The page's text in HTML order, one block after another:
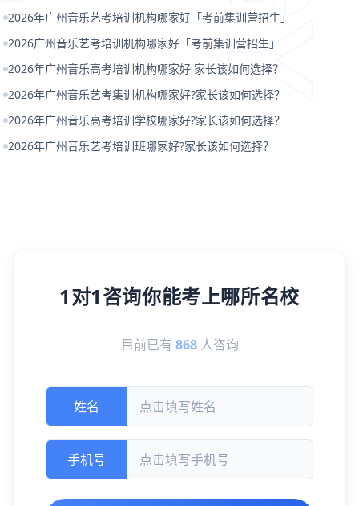
2026年广州音乐艺考培训机构哪家好「考前集训营招生」
2026广州音乐艺考培训机构哪家好「考前集训营招生」
2026年广州音乐高考培训机构哪家好 家长该如何选择？
2026年广州音乐艺考集训机构哪家好?家长该如何选择？
2026年广州音乐高考培训学校哪家好?家长该如何选择？
2026年广州音乐艺考培训班哪家好?家长该如何选择？
1对1咨询你能考上哪所名校
目前已有 868 人咨询
姓名
手机号